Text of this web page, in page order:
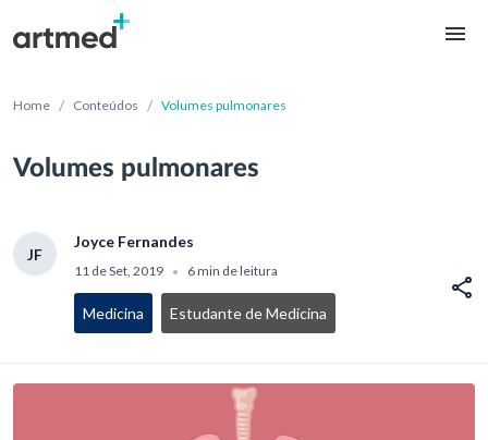
Home / Conteúdos / Volumes pulmonares
Volumes pulmonares
JF
Joyce Fernandes
11 de Set, 2019 • 6 min de leitura
Medicina Estudante de Medicina